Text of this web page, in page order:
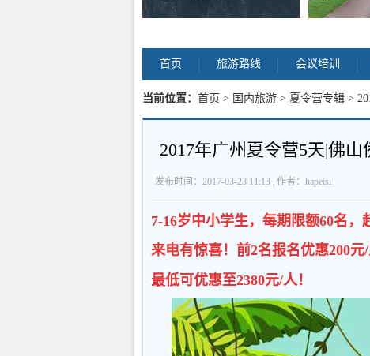
首页 旅游路线 会议培训
当前位置： 首页 > 国内旅游 > 夏令营专辑 >
内容
2017年广州夏令营5天|佛
发布时间：2017-03-23 11:13 | 作者：hapeisi
7-16岁中小学生，每期限额60名，
来电有惊喜！前2名报名优惠200元
最低可优惠至2380元/人！